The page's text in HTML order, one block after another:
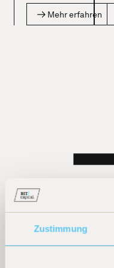
Zustimmung
Mehr erfahren